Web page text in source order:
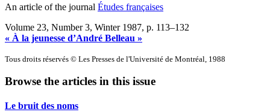
An article of the journal Études françaises
Volume 23, Number 3, Winter 1987, p. 113–132
« À la jeunesse d’André Belleau »
Tous droits réservés © Les Presses de l'Université de Montréal, 1988
Browse the articles in this issue
Le bruit des noms